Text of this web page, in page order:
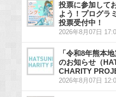
投票に参加して
よう！プログラ
投票受付中！
2026年8月07日
「令和8年熊本
のお知らせ（
CHARITY
2026年8月07日